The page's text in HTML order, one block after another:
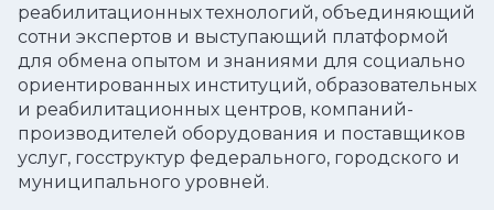
реабилитационных технологий, объединяющий
сотни экспертов и выступающий платформой
для обмена опытом и знаниями для социально
ориентированных институций, образовательных
и реабилитационных центров, компаний-
производителей оборудования и поставщиков
услуг, госструктур федерального, городского и
муниципального уровней.